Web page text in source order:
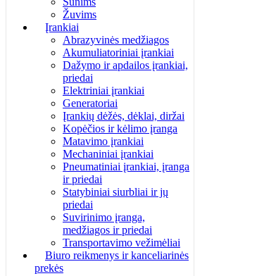
Žuvims
Įrankiai
Abrazyvinės medžiagos
Akumuliatoriniai įrankiai
Dažymo ir apdailos įrankiai,
priedai
Elektriniai įrankiai
Generatoriai
Įrankių dėžės, dėklai, diržai
Kopėčios ir kėlimo įranga
Matavimo įrankiai
Mechaniniai įrankiai
Pneumatiniai įrankiai, įranga
ir priedai
Statybiniai siurbliai ir jų
priedai
Suvirinimo įranga,
medžiagos ir priedai
Transportavimo vežimėliai
Biuro reikmenys ir kanceliarinės
prekės